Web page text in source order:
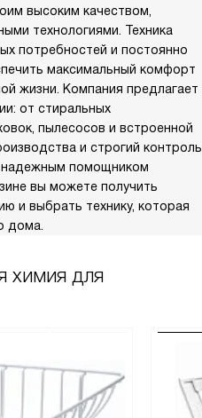
высоким качеством,
технологиями. Техника
потребностей и постоянно
максимальный комфорт
жизни. Компания предлагает
от стиральных
пылесосов и встроенной
и строгий контроль
надежным помощником
вы можете получить
и выбрать технику, которая
дома.
химия для